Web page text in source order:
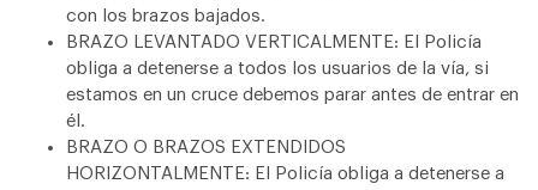
con los brazos bajados.
BRAZO LEVANTADO VERTICALMENTE: El Policía
obliga a detenerse a todos los usuarios de la vía, si
estamos en un cruce debemos parar antes de entrar en
él.
BRAZO O BRAZOS EXTENDIDOS
HORIZONTALMENTE: El Policía obliga a detenerse a